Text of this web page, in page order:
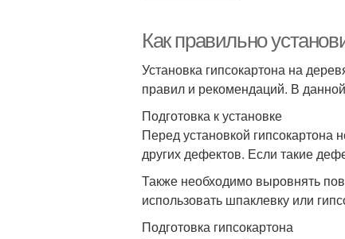
Как правильно
Установка гипсокартона на
правил и рекомендаций. В
Подготовка к установке
Перед установкой
других дефектов. Если такие
Также необходимо выровнять
использовать шпаклевку или
Подготовка гипсокартона